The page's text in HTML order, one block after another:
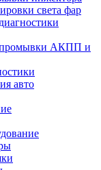
света фар
промывки АКПП и
авто